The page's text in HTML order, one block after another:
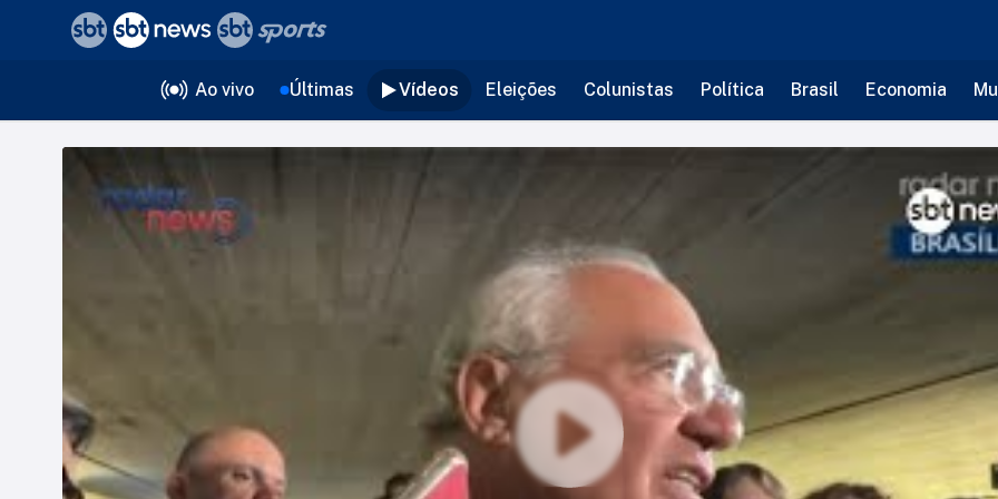
Ao vivo Últimas Vídeos Eleições Colunistas Política Brasil Economia
voltar
Editorias